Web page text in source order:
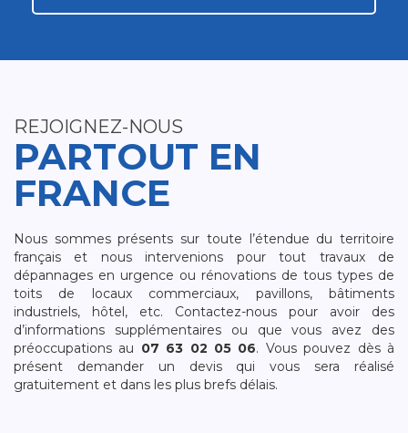
REJOIGNEZ-NOUS
PARTOUT EN
FRANCE
Nous sommes présents sur toute l’étendue du territoire
français et nous intervenions pour tout travaux de
dépannages en urgence ou rénovations de tous types de
toits de locaux commerciaux, pavillons, bâtiments
industriels, hôtel, etc. Contactez-nous pour avoir des
d’informations supplémentaires ou que vous avez des
préoccupations au 07 63 02 05 06. Vous pouvez dès à
présent demander un devis qui vous sera réalisé
gratuitement et dans les plus brefs délais.